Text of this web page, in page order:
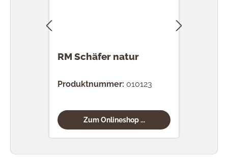
RM Schäfer natur
Produktnummer: 010123
Zum Onlineshop ...